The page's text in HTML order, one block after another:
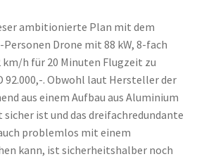
ambitionierte Plan mit dem
Personen Drone mit 88 kW, 8-fach
h für 20 Minuten Flugzeit zu
92.000,-. Obwohl laut Hersteller der
aus einem Aufbau aus Aluminium
sicher ist und das dreifachredundante
problemlos mit einem
kann, ist sicherheitshalber noch